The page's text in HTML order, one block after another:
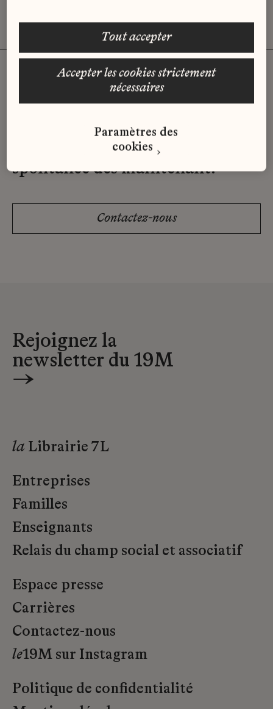
Vous n'avez pas trouvé d'offre
qui correspond à votre profil ?
Envoyez-nous votre candidature
spontanée dès maintenant.
Contactez-nous
Rejoignez la
newsletter du 19M
→
la Librairie 7L
Entreprises
Familles
Enseignants
Relais du champ social et associatif
Espace presse
Carrières
Contactez-nous
le19M sur Instagram
Politique de confidentialité
accepter les cookies strictement
nécessaires
tout accepter
Paramètres des
cookies